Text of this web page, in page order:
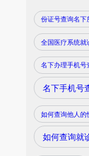
份证号查询名下
全国医疗系统就
名下办理手机号
名下手机号
如何查询他人的
如何查询就